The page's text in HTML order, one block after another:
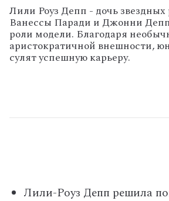
Лили Роуз Депп - дочь звездных
Ванессы Паради и Джонни
роли модели. Благодаря
аристократичной внешности,
сулят успешную карьеру.
Лили-Роуз Депп решила